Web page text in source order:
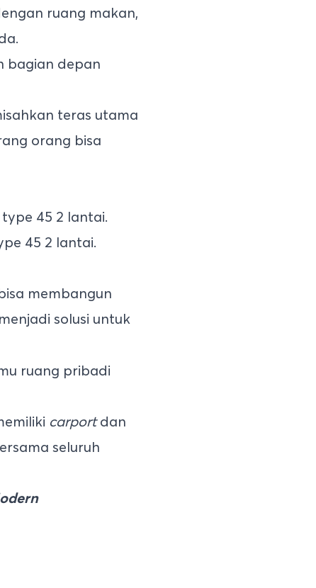
ruang makan,
bagian depan
teras utama
orang bisa
45 2 lantai.
membangun
solusi untuk
ruang pribadi
carportdan
seluruh